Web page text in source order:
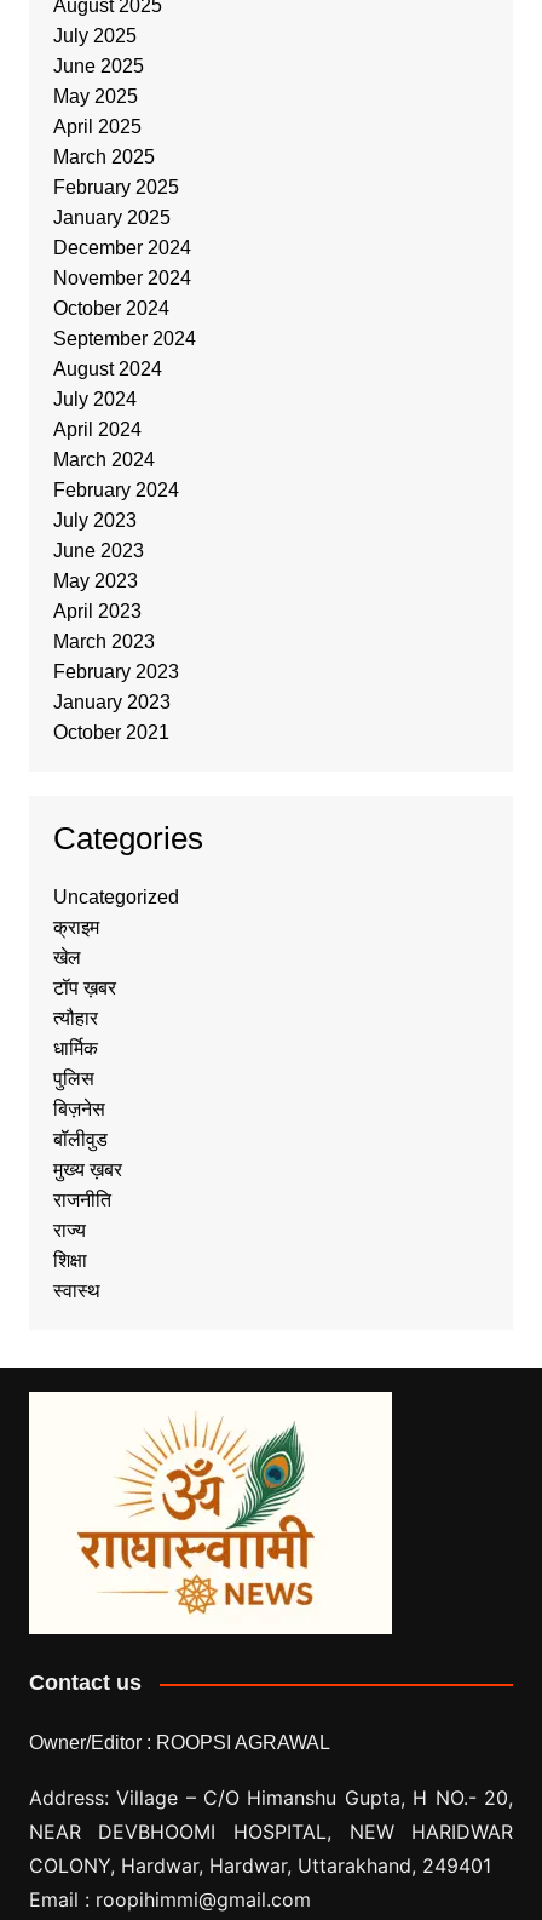
August 2025
July 2025
June 2025
May 2025
April 2025
March 2025
February 2025
January 2025
December 2024
November 2024
October 2024
September 2024
August 2024
July 2024
April 2024
March 2024
February 2024
July 2023
June 2023
May 2023
April 2023
March 2023
February 2023
January 2023
October 2021
Categories
Uncategorized
क्राइम
खेल
टॉप ख़बर
त्यौहार
धार्मिक
पुलिस
बिज़नेस
बॉलीवुड
मुख्य ख़बर
राजनीति
राज्य
शिक्षा
स्वास्थ
Contact us
Owner/Editor : ROOPSI AGRAWAL
Address: Village – C/O Himanshu Gupta, H NO.- 20,
NEAR DEVBHOOMI HOSPITAL, NEW HARIDWAR
COLONY, Hardwar, Hardwar, Uttarakhand, 249401
Email : roopihimmi@gmail.com